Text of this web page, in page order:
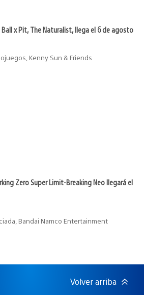
x Pit, The Naturalist, llega el 6 de agosto
Kenny Sun & Friends
Zero Super Limit-Breaking Neo llegará el
Bandai Namco Entertainment
Volver arriba